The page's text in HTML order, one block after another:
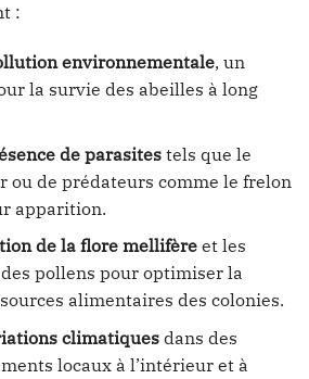
:
environnementale, un
la survie des abeilles à long
de parasitestels que le
ou de prédateurs comme le frelon
apparition.
de la flore mellifèreet les
pollens pour optimiser la
alimentaires des colonies.
climatiquesdans des
locaux à l’intérieur et à